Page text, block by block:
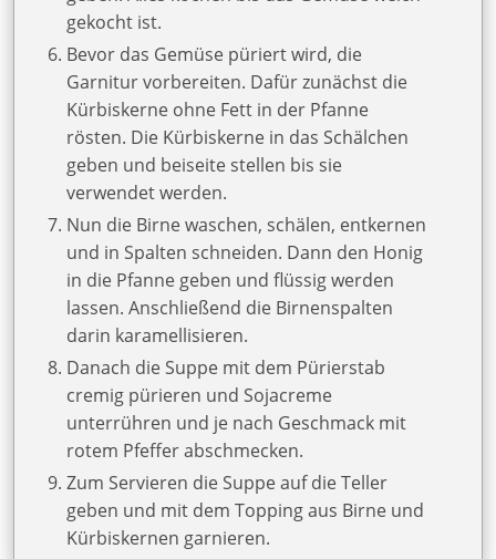
gekocht ist.
Bevor das Gemüse püriert wird, die
Garnitur vorbereiten. Dafür zunächst die
Kürbiskerne ohne Fett in der Pfanne
rösten. Die Kürbiskerne in das Schälchen
geben und beiseite stellen bis sie
verwendet werden.
Nun die Birne waschen, schälen, entkernen
und in Spalten schneiden. Dann den Honig
in die Pfanne geben und flüssig werden
lassen. Anschließend die Birnenspalten
darin karamellisieren.
Danach die Suppe mit dem Pürierstab
cremig pürieren und Sojacreme
unterrühren und je nach Geschmack mit
rotem Pfeffer abschmecken.
Zum Servieren die Suppe auf die Teller
geben und mit dem Topping aus Birne und
Kürbiskernen garnieren.